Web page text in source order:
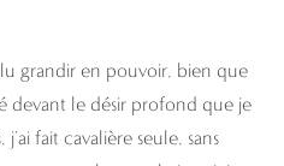
grandir en pouvoir, bien que
devant le désir profond que je
fait cavalière seule, sans